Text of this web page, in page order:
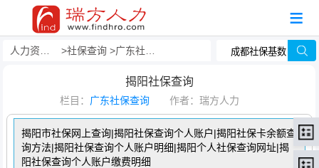
社保查询 广东社保查询
揭阳社保查询
栏目： 广东社保查询 作者：瑞方人力
揭阳市社保网上查询|揭阳社保查询个人账户|揭阳社保卡余额查
询方法|揭阳社保查询个人账户明细|揭阳个人社保查询网址|揭
阳社保查询个人账户缴费明细